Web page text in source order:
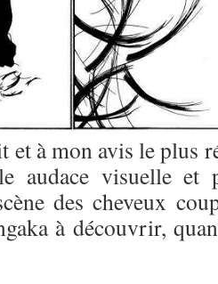
à mon avis le plus
audace visuelle et
des cheveux
à découvrir,